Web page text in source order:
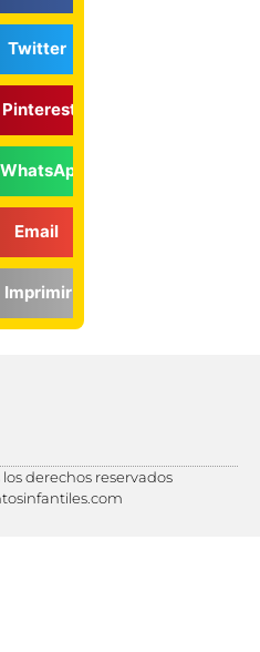
Twitter
Pinterest
WhatsApp
Email
Imprimir
derechos reservados